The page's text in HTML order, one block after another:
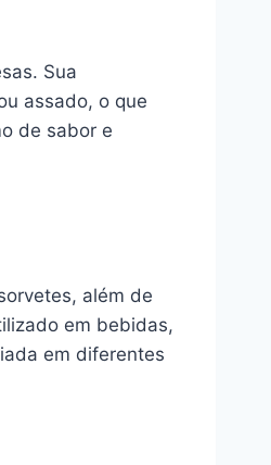
Sua
assado, o que
de sabor e
além de
em bebidas,
em diferentes